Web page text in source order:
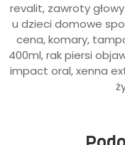
revalit, zawroty
u dzieci domowe
cena, komary,
400ml, rak piersi
impact oral, xenna